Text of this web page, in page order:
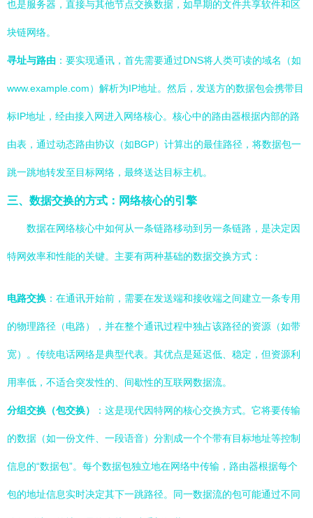
也是服务器，直接与其他节点交换数据，如早期的文件共享软件和区
块链网络。
寻址与路由 ：要实现通讯，首先需要通过DNS将人类可读的域名（如
www.example.com）解析为IP地址。然后，发送方的数据包会携带目
标IP地址，经由接入网进入网络核心。核心中的路由器根据内部的路
由表，通过动态路由协议（如BGP）计算出的最佳路径，将数据包一
跳一跳地转发至目标网络，最终送达目标主机。
三、数据交换的方式：网络核心的引擎
数据在网络核心中如何从一条链路移动到另一条链路，是决定因
特网效率和性能的关键。主要有两种基础的数据交换方式：
电路交换 ：在通讯开始前，需要在发送端和接收端之间建立一条专用
的物理路径（电路），并在整个通讯过程中独占该路径的资源（如带
宽）。传统电话网络是典型代表。其优点是延迟低、稳定，但资源利
用率低，不适合突发性的、间歇性的互联网数据流。
分组交换（包交换） ：这是现代因特网的核心交换方式。它将要传输
的数据（如一份文件、一段语音）分割成一个个带有目标地址等控制
信息的“数据包”。每个数据包独立地在网络中传输，路由器根据每个
包的地址信息实时决定其下一跳路径。同一数据流的包可能通过不同